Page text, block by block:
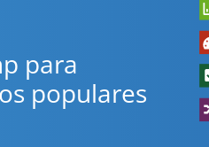
para
populares